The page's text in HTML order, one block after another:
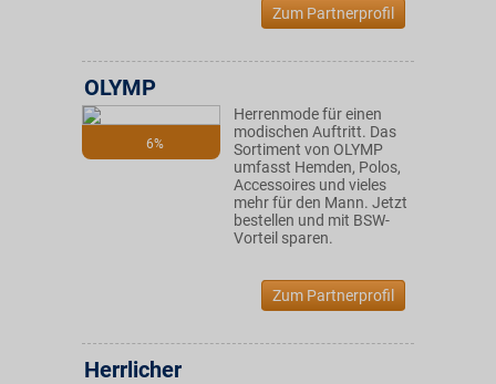
Zum Partnerprofil
6%
OLYMP
Herrenmode für einen
modischen Auftritt. Das
Sortiment von OLYMP
umfasst Hemden, Polos,
Accessoires und vieles
mehr für den Mann. Jetzt
bestellen und mit BSW-
Vorteil sparen.
Zum Partnerprofil
Herrlicher